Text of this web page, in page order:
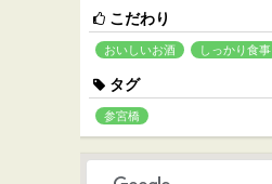
こだわり
おいしいお酒 しっかり食事
タグ
参宮橋